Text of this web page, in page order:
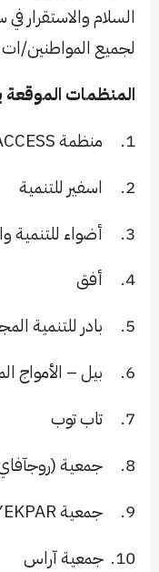
السلام والاستقرار
لجميع المواطنين/
المنظمات
1.
منظمة
2.
اسفير للتنمية
3.
أضواء للتنمية
4.
أفق
5.
بادر للتنمية
6.
بيل – الأمواج
7.
تاب توب
8.
جمعية
9.
جمعية
10. جمعية آراس